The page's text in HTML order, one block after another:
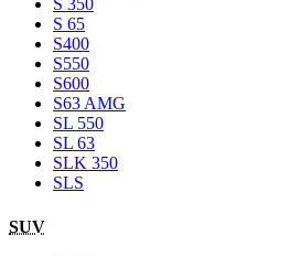
S 350
S 65
S400
S550
S600
S63 AMG
SL 550
SL 63
SLK 350
SLS
SUV